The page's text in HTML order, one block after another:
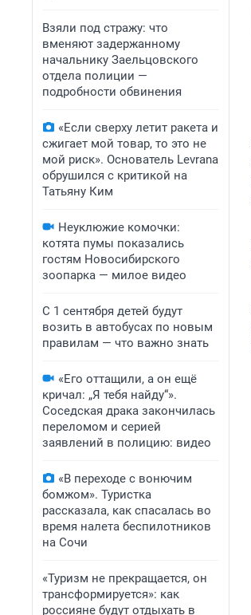
Взяли под стражу: что
вменяют задержанному
начальнику Заельцовского
отдела полиции —
подробности обвинения
«Если сверху летит ракета и
сжигает мой товар, то это не
мой риск». Основатель Levrana
обрушился с критикой на
Татьяну Ким
Неуклюжие комочки:
котята пумы показались
гостям Новосибирского
зоопарка — милое видео
С 1 сентября детей будут
возить в автобусах по новым
правилам — что важно знать
«Его оттащили, а он ещё
кричал: „Я тебя найду“».
Соседская драка закончилась
переломом и серией
заявлений в полицию: видео
«В переходе с вонючим
бомжом». Туристка
рассказала, как спасалась во
время налета беспилотников
на Сочи
«Туризм не прекращается, он
трансформируется»: как
россияне будут отдыхать в